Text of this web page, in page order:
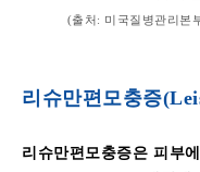
(출처: 미국질병관리본
리슈만편모충증
리슈만편모충증은 피부에